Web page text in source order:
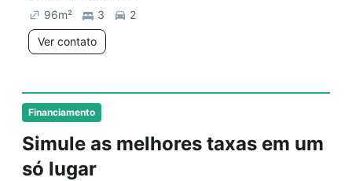
Financiamento
Simule as melhores taxas em um
só lugar
96m² 3
2
Ver contato